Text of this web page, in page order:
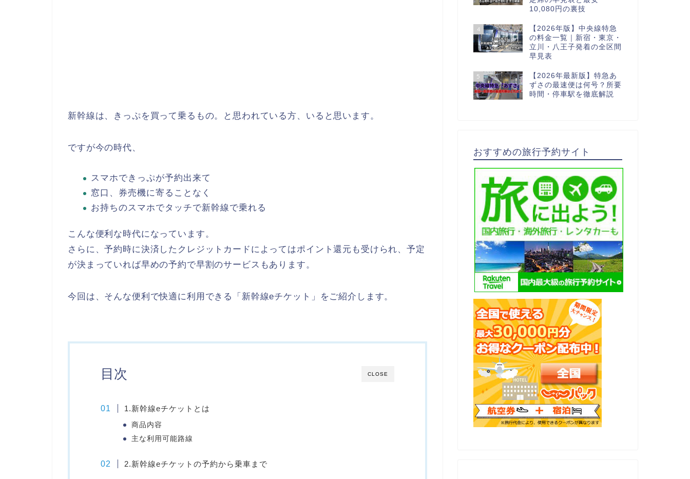
新幹線は、きっぷを買って乗るもの。と思われている方、いると思います。
ですが今の時代、
スマホできっぷが予約出来て
窓口、券売機に寄ることなく
お持ちのスマホでタッチで新幹線で乗れる
こんな便利な時代になっています。
さらに、予約時に決済したクレジットカードによってはポイント還元も受けられ、予定
が決まっていれば早めの予約で早割のサービスもあります。
今回は、そんな便利で快適に利用できる 「新幹線eチケット」 をご紹介します。
CLOSE
目次
1.新幹線eチケットとは
商品内容
主な利用可能路線
2.新幹線eチケットの予約から乗車まで
10,080円の裏技
4
【2026年版】中央線特急
の料金一覧｜新宿・東京・
立川・八王子発着の全区間
早見表
5
【2026年最新版】特急あ
ずさの最速便は何号？所要
時間・停車駅を徹底解説
おすすめの旅行予約サイト